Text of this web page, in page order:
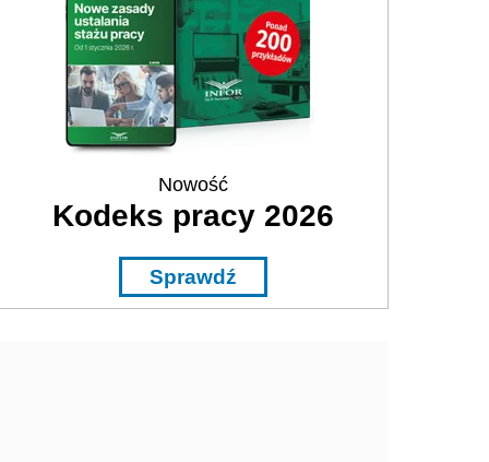
Nowość
Kodeks pracy 2026
Sprawdź